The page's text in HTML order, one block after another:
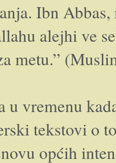
Ibn
alejhi ve
metu.”
u vremenu
tekstovi o
općih